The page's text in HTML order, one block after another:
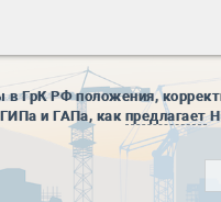
в ГрК РФ положения,
и ГАПа, как предлагает